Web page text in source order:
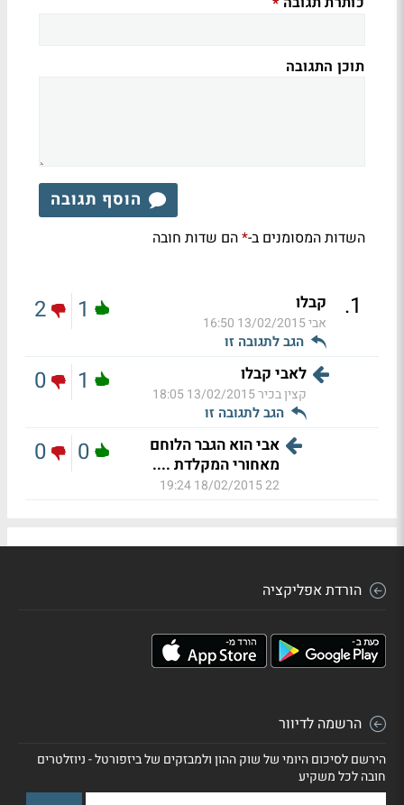
תוכן התגובה
הוסף תגובה
השדות המסומנים ב-*הם שדות חובה
1
. קבלו
אבי13/02/2015 16:50
הגב לתגובה זו
1
2
לאבי קבלו
קצין בכיר13/02/2015 18:05
הגב לתגובה זו
1
0
אבי הוא הגבר הלוחם
מאחורי המקלדת ....
22
18/02/2015 19:24
0
0
הורדת אפליקציה
הרשמה לדיוור
הירשם לסיכום היומי של שוק ההון ולמבזקים של ביזפורטל - ניוזלטרים
חובה לכל משקיע